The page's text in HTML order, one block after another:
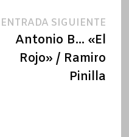
ENTRADA SIGUIENTE
Antonio B… «El
Rojo» / Ramiro
Pinilla